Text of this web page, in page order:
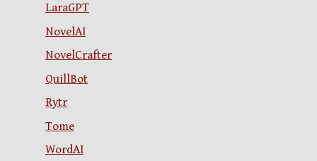
LaraGPT
NovelAI
NovelCrafter
QuillBot
Rytr
Tome
WordAI